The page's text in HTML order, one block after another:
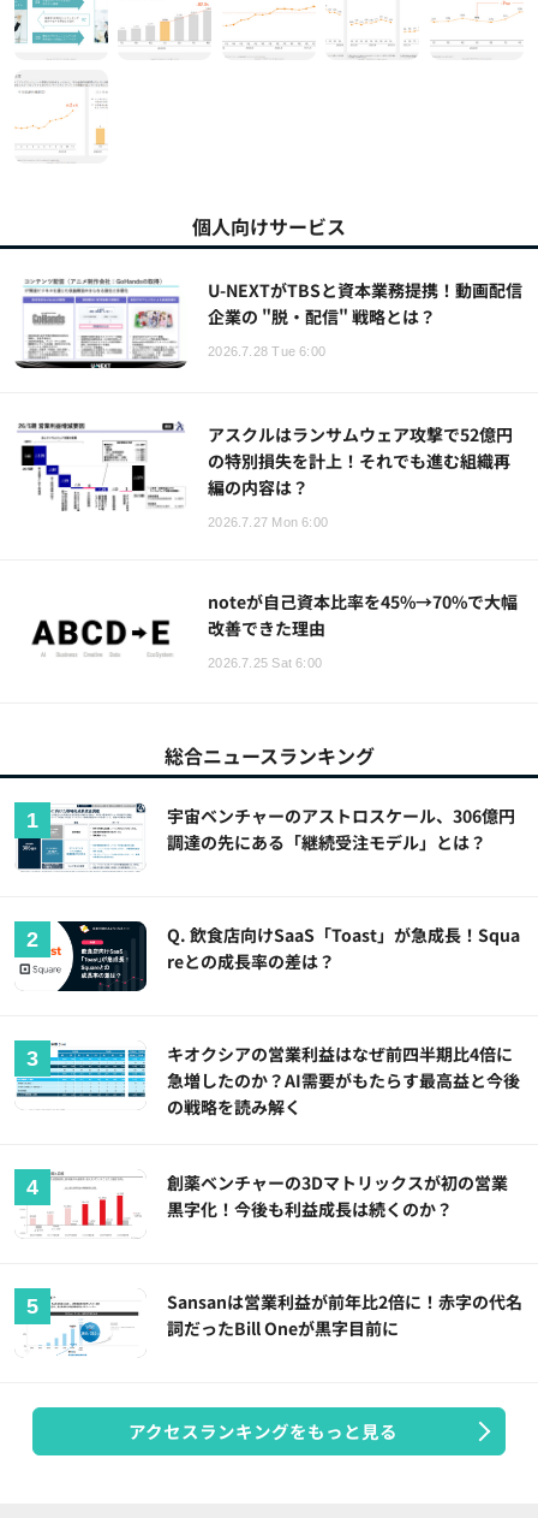
個人向けサービス
U-NEXTがTBSと資本業務提携！動画配信
企業の "脱・配信" 戦略とは？
2026.7.28 Tue 6:00
アスクルはランサムウェア攻撃で52億円
の特別損失を計上！それでも進む組織再
編の内容は？
2026.7.27 Mon 6:00
noteが自己資本比率を45%→70%で大幅
改善できた理由
2026.7.25 Sat 6:00
総合ニュースランキング
宇宙ベンチャーのアストロスケール、306億円
調達の先にある「継続受注モデル」とは？
Q. 飲食店向けSaaS「Toast」が急成長！Squa
reとの成長率の差は？
キオクシアの営業利益はなぜ前四半期比4倍に
急増したのか？AI需要がもたらす最高益と今後
の戦略を読み解く
創薬ベンチャーの3Dマトリックスが初の営業
黒字化！今後も利益成長は続くのか？
Sansanは営業利益が前年比2倍に！赤字の代名
詞だったBill Oneが黒字目前に
アクセスランキングをもっと見る